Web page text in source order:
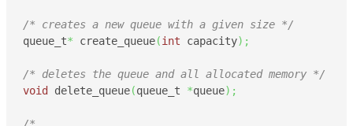
/* creates a new queue with a given size */
queue_t* create_queue(int capacity) ;
/* deletes the queue and all allocated memory */
void
delete_queue(queue_t *queue) ;